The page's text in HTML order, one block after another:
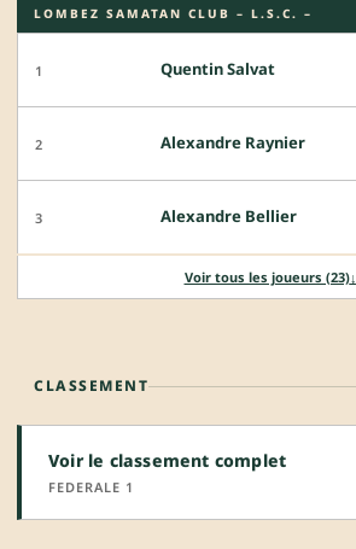
LOMBEZ SAMATAN CLUB – L.S.C. –
1 Quentin Salvat
2 Alexandre Raynier
3 Alexandre Bellier
Voir tous les joueurs (23)↓
CLASSEMENT
Voir le classement complet
FEDERALE 1